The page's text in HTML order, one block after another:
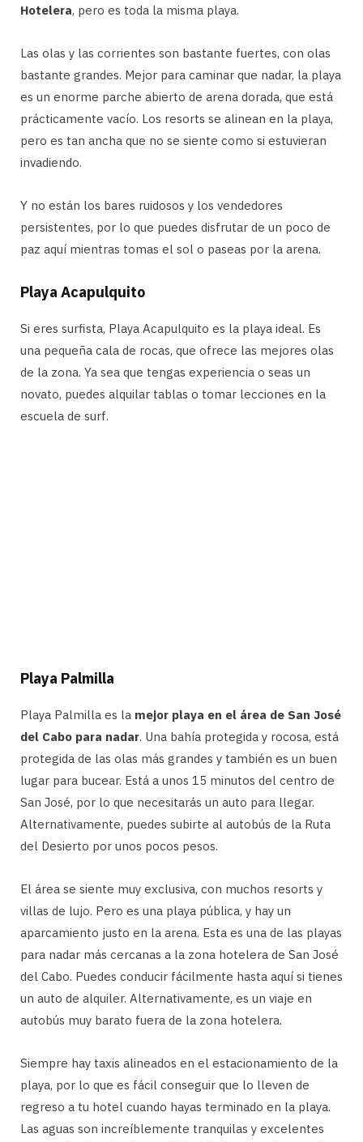
Hotelera, pero es toda la misma playa.
Las olas y las corrientes son bastante fuertes, con olas
bastante grandes. Mejor para caminar que nadar, la playa
es un enorme parche abierto de arena dorada, que está
prácticamente vacío. Los resorts se alinean en la playa,
pero es tan ancha que no se siente como si estuvieran
invadiendo.
Y no están los bares ruidosos y los vendedores
persistentes, por lo que puedes disfrutar de un poco de
paz aquí mientras tomas el sol o paseas por la arena.
Playa Acapulquito
Si eres surfista, Playa Acapulquito es la playa ideal. Es
una pequeña cala de rocas, que ofrece las mejores olas
de la zona. Ya sea que tengas experiencia o seas un
novato, puedes alquilar tablas o tomar lecciones en la
escuela de surf.
Playa Palmilla
Playa Palmilla es la mejor playa en el área de San José
del Cabo para nadar. Una bahía protegida y rocosa, está
protegida de las olas más grandes y también es un buen
lugar para bucear. Está a unos 15 minutos del centro de
San José, por lo que necesitarás un auto para llegar.
Alternativamente, puedes subirte al autobús de la Ruta
del Desierto por unos pocos pesos.
El área se siente muy exclusiva, con muchos resorts y
villas de lujo. Pero es una playa pública, y hay un
aparcamiento justo en la arena. Esta es una de las playas
para nadar más cercanas a la zona hotelera de San José
del Cabo. Puedes conducir fácilmente hasta aquí si tienes
un auto de alquiler. Alternativamente, es un viaje en
autobús muy barato fuera de la zona hotelera.
Siempre hay taxis alineados en el estacionamiento de la
playa, por lo que es fácil conseguir que lo lleven de
regreso a tu hotel cuando hayas terminado en la playa.
Las aguas son increíblemente tranquilas y excelentes